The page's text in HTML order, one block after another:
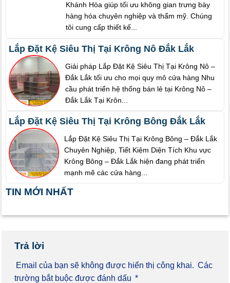
Khánh Hòa giúp tối ưu không gian trưng bày
hàng hóa chuyên nghiệp và thẩm mỹ. Chúng
tôi cung cấp thiết kế...
Lắp Đặt Kệ Siêu Thị Tại Krông Nô Đắk Lắk
Giải pháp Lắp Đặt Kệ Siêu Thị Tại Krông Nô –
Đắk Lắk tối ưu cho mọi quy mô cửa hàng Nhu
cầu phát triển hệ thống bán lẻ tại Krông Nô –
Đắk Lắk Tại Krôn...
Lắp Đặt Kệ Siêu Thị Tại Krông Bông Đắk Lắk
Lắp Đặt Kệ Siêu Thị Tại Krông Bông – Đắk Lắk
Chuyên Nghiệp, Tiết Kiệm Diện Tích Khu vực
Krông Bông – Đắk Lắk hiện đang phát triển
mạnh mẽ các cửa hàng...
TIN MỚI NHẤT
Trả lời
Email của bạn sẽ không được hiển thị công khai. Các
trường bắt buộc được đánh dấu *